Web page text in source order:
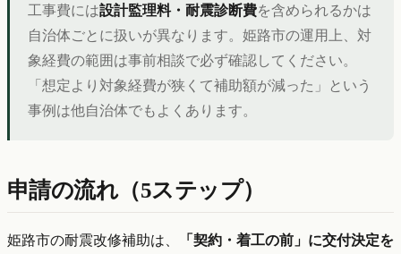
工事費には設計監理料・耐震診断費を含められるかは
自治体ごとに扱いが異なります。姫路市の運用上、対
象経費の範囲は事前相談で必ず確認してください。
「想定より対象経費が狭くて補助額が減った」という
事例は他自治体でもよくあります。
申請の流れ（5ステップ）
姫路市の耐震改修補助は、
「契約・着工の前」に交付決定を